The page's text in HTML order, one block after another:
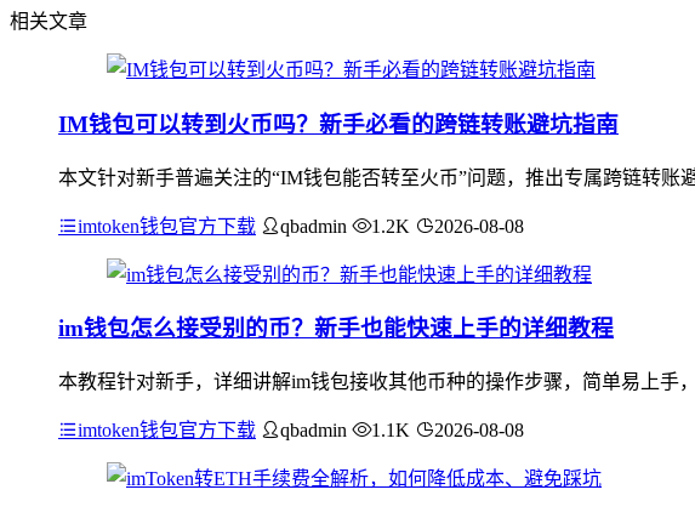
相关文章
IM钱包可以转到火币吗？新手必看的跨链转账避坑指南
本文针对新手普遍关注的“IM钱包能否转至火币”问题，推出专属跨链转
imtoken钱包官方下载 qbadmin 1.2K 2026-08-08
im钱包怎么接受别的币？新手也能快速上手的详细教程
本教程针对新手，详细讲解im钱包接收其他币种的操作步骤，简单易上
imtoken钱包官方下载 qbadmin 1.1K 2026-08-08